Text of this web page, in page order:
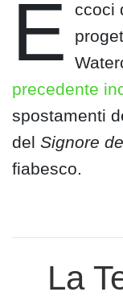
E
ccoci
precedente
spostamenti
del Signore
fiabesco.
La